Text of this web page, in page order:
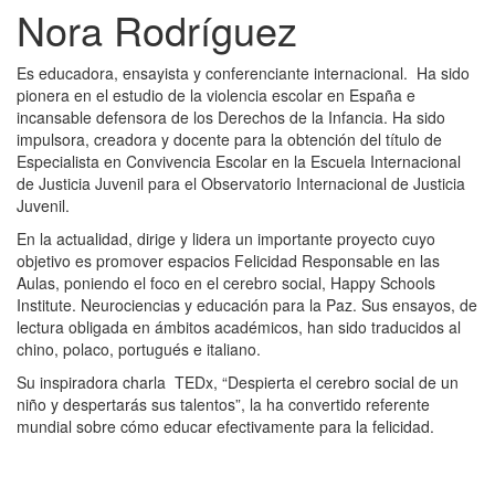
Nora Rodríguez
Es educadora, ensayista y conferenciante internacional. Ha sido
pionera en el estudio de la violencia escolar en España e
incansable defensora de los Derechos de la Infancia. Ha sido
impulsora, creadora y docente para la obtención del título de
Especialista en Convivencia Escolar en la Escuela Internacional
de Justicia Juvenil para el Observatorio Internacional de Justicia
Juvenil.
En la actualidad, dirige y lidera un importante proyecto cuyo
objetivo es promover espacios Felicidad Responsable en las
Aulas, poniendo el foco en el cerebro social, Happy Schools
Institute. Neurociencias y educación para la Paz. Sus ensayos, de
lectura obligada en ámbitos académicos, han sido traducidos al
chino, polaco, portugués e italiano.
Su inspiradora charla TEDx, “Despierta el cerebro social de un
niño y despertarás sus talentos”, la ha convertido referente
mundial sobre cómo educar efectivamente para la felicidad.